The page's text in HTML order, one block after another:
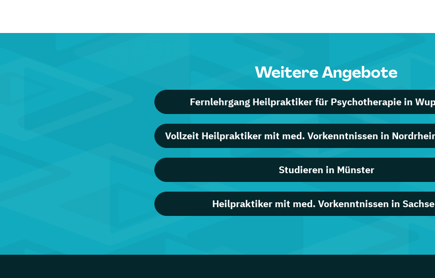
Weitere Angebote
Fernlehrgang Heilpraktiker für Psychotherapie in
Vollzeit Heilpraktiker mit med. Vorkenntnissen in
Studieren in Münster
Heilpraktiker mit med. Vorkenntnissen in